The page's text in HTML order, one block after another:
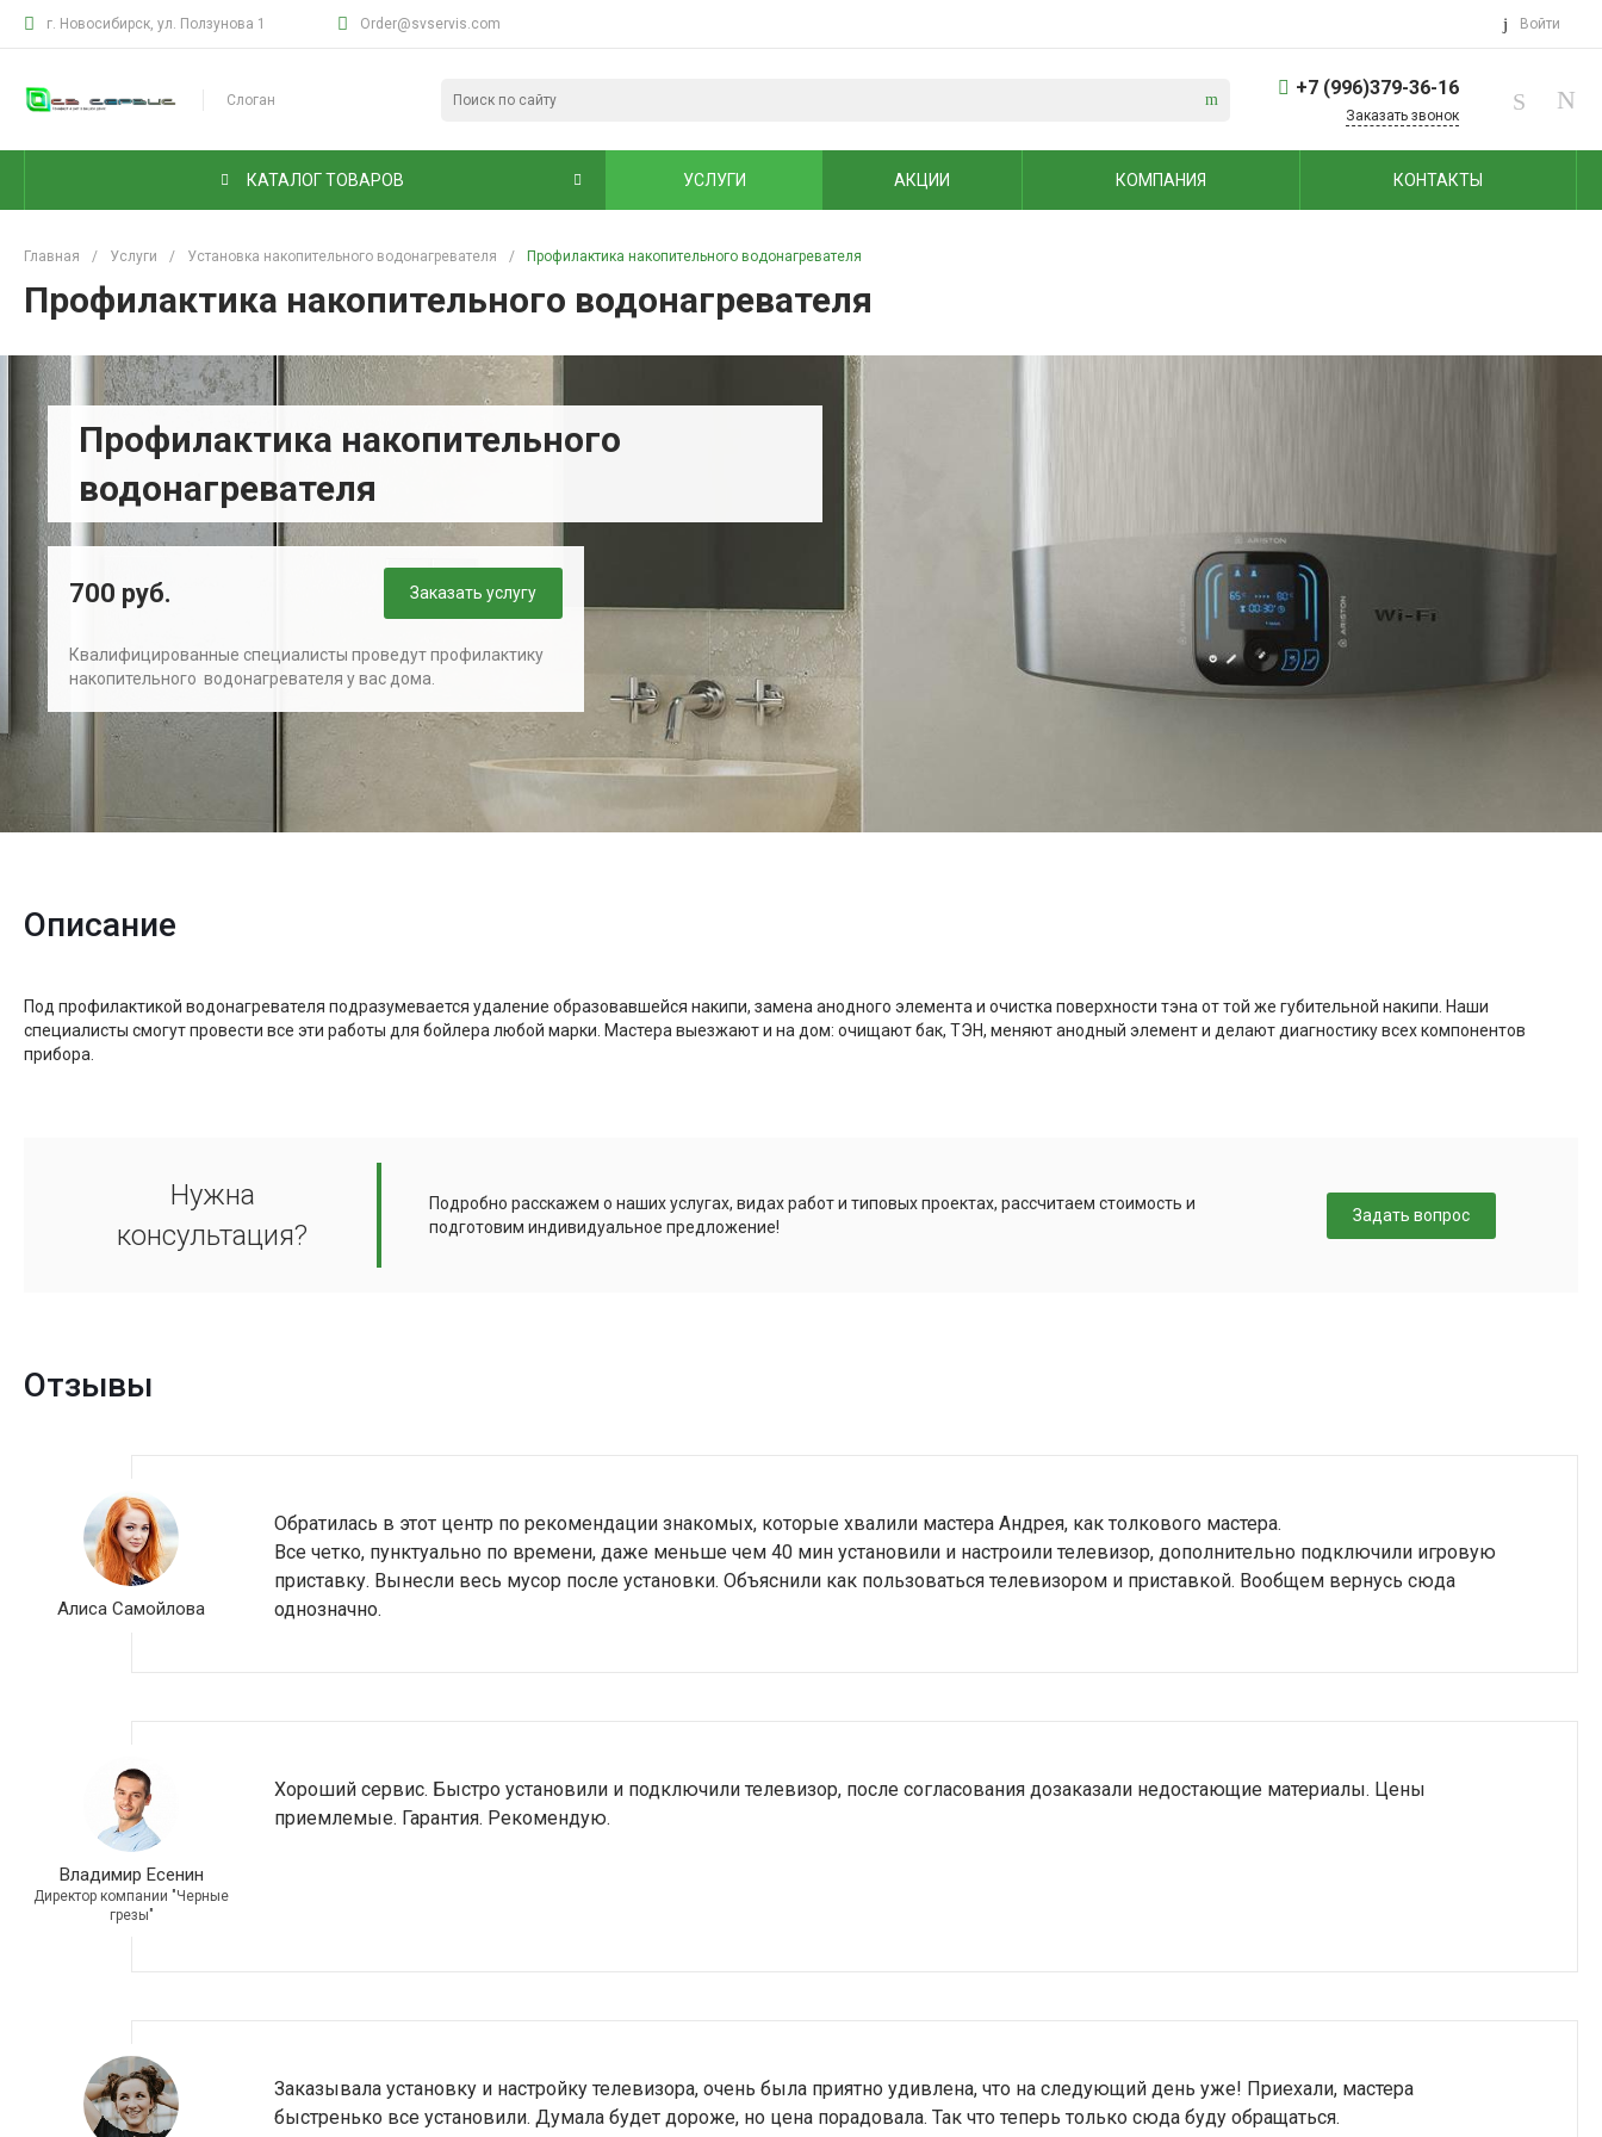
г. Новосибирск, ул. Ползунова 1 Order@svservis.com Войти
Слоган
+7 (996)379-36-16
Заказать звонок
КАТАЛОГ ТОВАРОВ УСЛУГИ АКЦИИ КОМПАНИЯ КОНТАКТЫ
Главная / Услуги / Установка накопительного водонагревателя / Профилактика накопительного водонагревателя
Профилактика накопительного водонагревателя
Профилактика накопительного
водонагревателя
700 руб. Заказать услугу
Квалифицированные специалисты проведут профилактику
накопительного водонагревателя у вас дома.
Описание
Под профилактикой водонагревателя подразумевается удаление образовавшейся накипи, замена анодного элемента и очистка поверхности тэна от той же губительной накипи. Наши
специалисты смогут провести все эти работы для бойлера любой марки. Мастера выезжают и на дом: очищают бак, ТЭН, меняют анодный элемент и делают диагностику всех компонентов
прибора.
Нужна
консультация?
Подробно расскажем о наших услугах, видах работ и типовых проектах, рассчитаем стоимость и
подготовим индивидуальное предложение!
Задать вопрос
Отзывы
Алиса Самойлова
Обратилась в этот центр по рекомендации знакомых, которые хвалили мастера Андрея, как толкового мастера.
Все четко, пунктуально по времени, даже меньше чем 40 мин установили и настроили телевизор, дополнительно подключили игровую
приставку. Вынесли весь мусор после установки. Объяснили как пользоваться телевизором и приставкой. Вообщем вернусь сюда
однозначно.
Владимир Есенин
Директор компании "Черные
грезы"
Хороший сервис. Быстро установили и подключили телевизор, после согласования дозаказали недостающие материалы. Цены
приемлемые. Гарантия. Рекомендую.
Заказывала установку и настройку телевизора, очень была приятно удивлена, что на следующий день уже! Приехали, мастера
быстренько все установили. Думала будет дороже, но цена порадовала. Так что теперь только сюда буду обращаться.